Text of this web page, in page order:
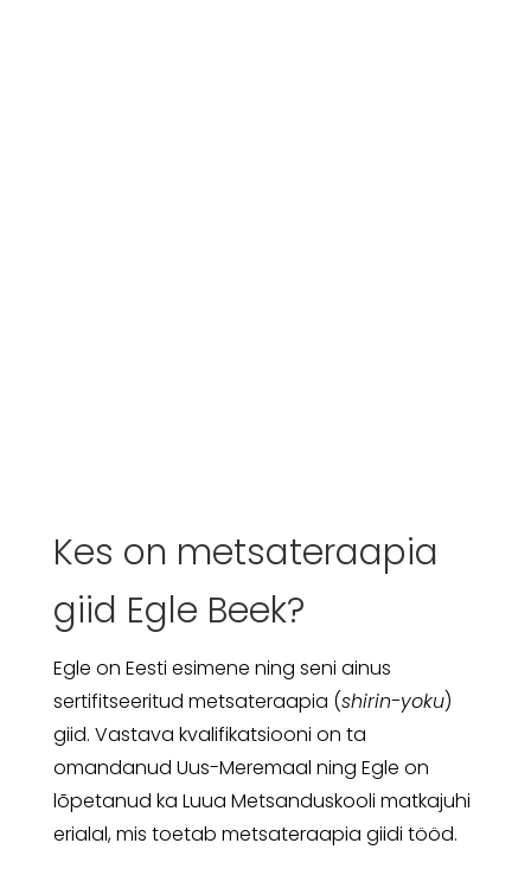
Kes on metsateraapia
giid Egle Beek?
Egle on Eesti esimene ning seni ainus
sertifitseeritud metsateraapia (shirin-yoku)
giid. Vastava kvalifikatsiooni on ta
omandanud Uus-Meremaal ning Egle on
lõpetanud ka Luua Metsanduskooli matkajuhi
erialal, mis toetab metsateraapia giidi tööd.